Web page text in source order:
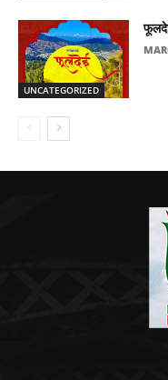
UNCATEGORIZED